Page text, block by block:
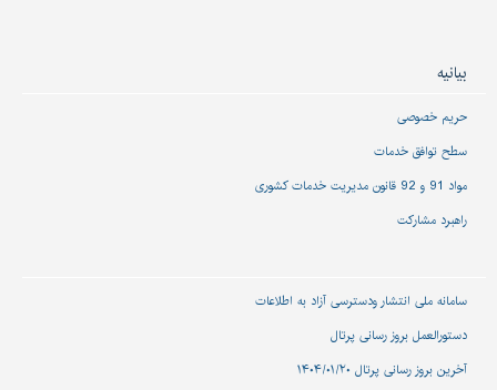
بیانیه
حریم خصوصی
سطح توافق خدمات
مواد 91 و 92 قانون مدیریت خدمات کشوری
راهبرد مشارکت
سامانه ملی انتشار و‌دسترسی آزاد به اطلاعات
دستورالعمل بروز رسانی پرتال
آخرین بروز رسانی پرتال ۱۴۰۴/۰۱/۲۰